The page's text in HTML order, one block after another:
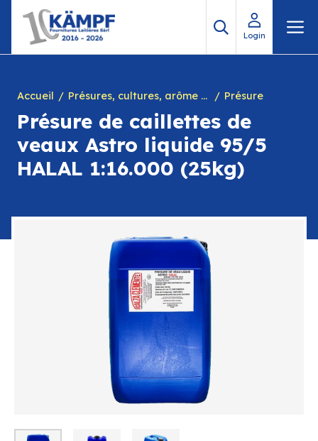
contenu
Login
Accueil Présures, cultures, arôme à yogourt, marques, chiffres en caséine et divers Présure
Présure de caillettes de
veaux Astro liquide 95/5
HALAL 1:16.000 (25kg)